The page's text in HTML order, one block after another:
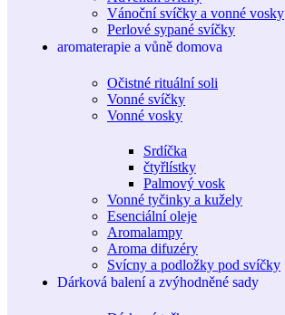
Vánoční svíčky a vonné vosky
Perlové sypané svíčky
aromaterapie a vůně domova
Očistné rituální soli
Vonné svíčky
Vonné vosky
Srdíčka
čtyřlístky
Palmový vosk
Vonné tyčinky a kužely
Esenciální oleje
Aromalampy
Aroma difuzéry
Svícny a podložky pod svíčky
Dárková balení a zvýhodněné sady